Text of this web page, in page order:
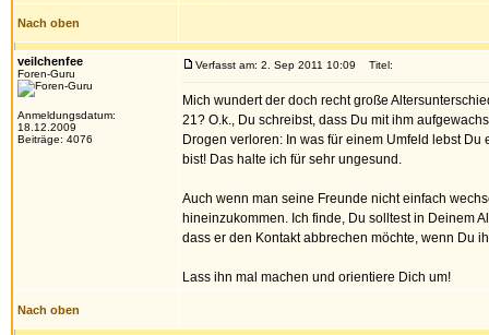
Nach oben
veilchenfee
Foren-Guru
Anmeldungsdatum:
18.12.2009
Beiträge: 4076
Verfasst am: 2. Sep 2011 10:09 Titel:
Mich wundert der doch recht große
21? O.k., Du schreibst, dass Du mit ihm
Drogen verloren: In was für einem Umfeld lebst
bist! Das halte ich für sehr ungesund.
Auch wenn man seine Freunde nicht einfach
hineinzukommen. Ich finde, Du solltest in Deinem
dass er den Kontakt abbrechen möchte, wenn Du
Lass ihn mal machen und orientiere Dich um!
Nach oben